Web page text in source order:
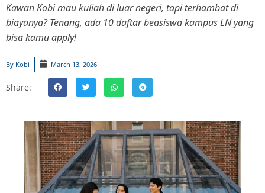
Kawan Kobi mau kuliah di luar negeri, tapi terhambat di
biayanya? Tenang, ada 10 daftar beasiswa kampus LN yang
bisa kamu apply!
By Kobi March 13, 2026
Share: